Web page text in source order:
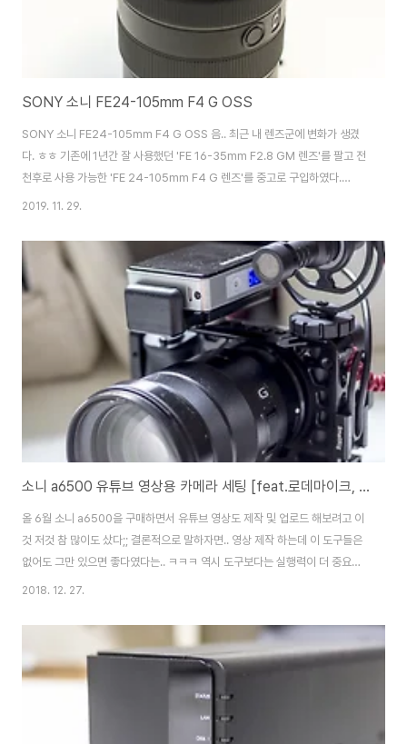
SONY 소니 FE24-105mm F4 G OSS
SONY 소니 FE24-105mm F4 G OSS 음.. 최근 내 렌즈군에 변화가 생겼
다. ㅎㅎ 기존에 1년간 잘 사용했던 'FE 16-35mm F2.8 GM 렌즈'를 팔고 전
천후로 사용 가능한 'FE 24-105mm F4 G 렌즈'를 중고로 구입하였다.
1635GM 렌즈를 판매한 이유는, 무게와 가격 때문이었다. 부담스러운 가격과
너무 비싸고 무거운 렌즈는 필요가 없다는 결론이 나왔다. 24105G 렌즈는 신
품이 약 135만원 정도에 거래되고 있다. http://prod.danawa.com/info/?
pcode=5590790&cate=102352 [다나와] SONY 알파 FE 24-
105mm F4 G OSS (정품) 최저가 1,..
2019. 11. 29.
소니 a6500 유튜브 영상용 카메라 세팅 [feat.로데마이크, 스몰리그, 고릴라포드]
올 6월 소니 a6500을 구매하면서 유튜브 영상도 제작 및 업로드 해보려고 이
것 저것 참 많이도 샀다;; 결론적으로 말하자면.. 영상 제작 하는데 이 도구들은
없어도 그만 있으면 좋다였다는.. ㅋㅋㅋ 역시 도구보다는 실행력이 더 중요하
다! 그래도 내가 얼마나 쇼핑을 열심히 했는지(?) 되돌아 보기 위해 기록을 남겨
하면서 아마존에서 한국으로 배송되는 걸 처음 알았다 ㅋㅋ 처음엔 카메라 구
입을 안하고 아이폰X로 촬영을 하려고 작은 '맨프로토 픽시 삼각대'와 유튜버
JM님에게 낚여 '글리프'라는 스마트폰 마운트를 구매했다. 어차피 배송비 드
는 김에 마이크도 필요할 것 같아서 유튜버 용호수님이 엄청 추천한..
2018. 12. 27.